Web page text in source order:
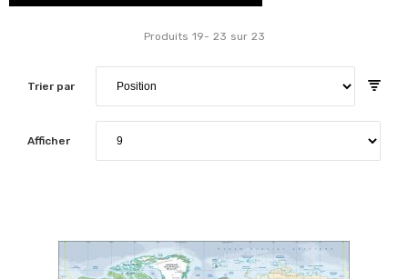
Trier par
Produits 19- 23 sur 23
Afficher